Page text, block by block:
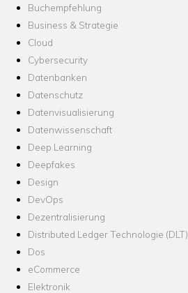
Buchempfehlung
Business & Strategie
Cloud
Cybersecurity
Datenbanken
Datenschutz
Datenvisualisierung
Datenwissenschaft
Deep Learning
Deepfakes
Design
DevOps
Dezentralisierung
Distributed Ledger Technologie (DLT)
Dos
eCommerce
Elektronik